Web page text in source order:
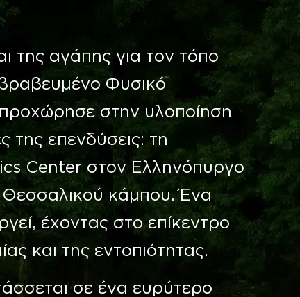
της αγάπης για τον τόπο
Φυσικό
στην υλοποίηση
της επενδύσεις: τη
Center στον Ελληνόπυργο
κάμπου. Ένα
έχοντας στο επίκεντρο
και της εντοπιότητας.
σε ένα ευρύτερο